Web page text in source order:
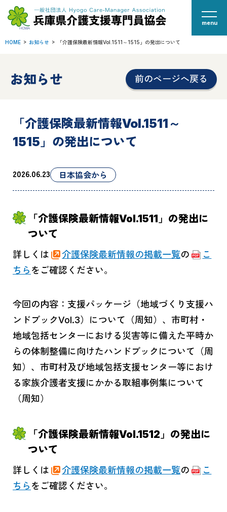
menu
HOME お知らせ 「介護保険最新情報Vol.1511～1515」の発出について
お知らせ 前のページへ戻る
「介護保険最新情報Vol.1511～
1515」の発出について
2026.06.23 日本協会から
「介護保険最新情報Vol.1511」の発出に
ついて
詳しくは 介護保険最新情報の掲載一覧の
こ
ちら をご確認ください。
今回の内容：支援パッケージ（地域づくり支援ハ
ンドブックVol.3）について（周知）、市町村・
地域包括センターにおける災害等に備えた平時か
らの体制整備に向けたハンドブックについて（周
知）、市町村及び地域包括支援センター等におけ
る家族介護者支援にかかる取組事例集について
（周知）
「介護保険最新情報Vol.1512」の発出に
ついて
詳しくは 介護保険最新情報の掲載一覧の
こ
ちら をご確認ください。